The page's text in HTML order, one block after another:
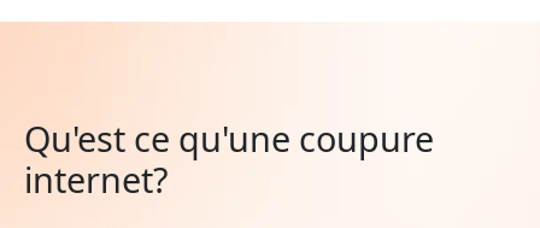
Qu'est ce qu'une coupure
internet?